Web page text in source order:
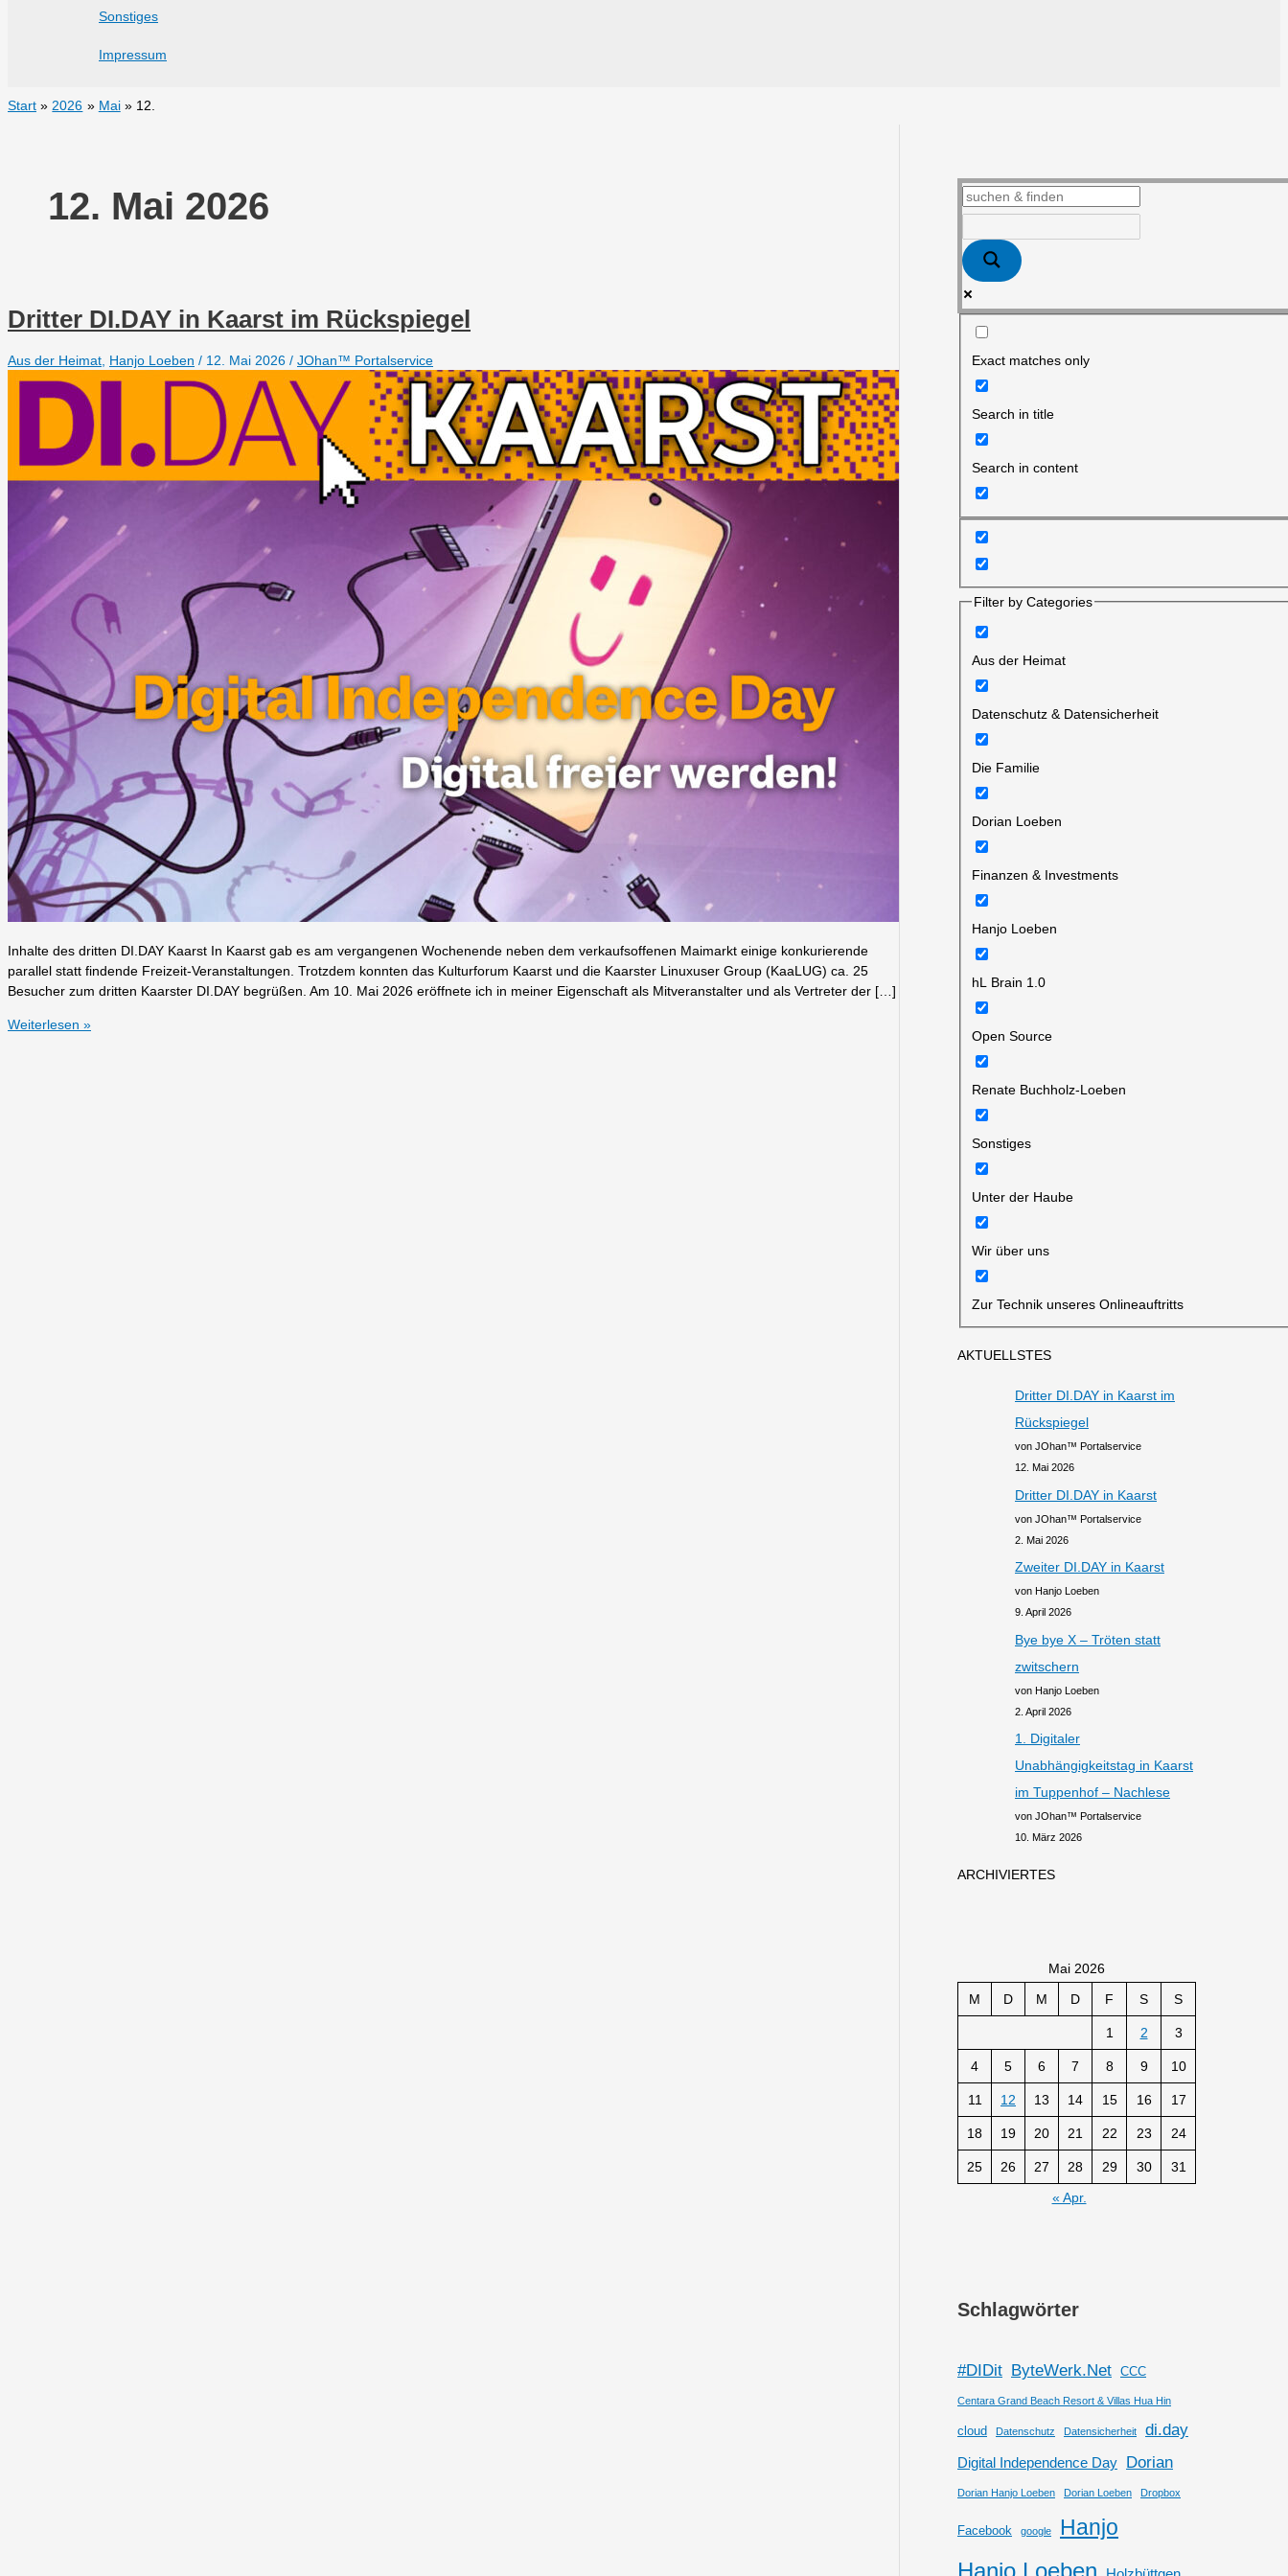
Sonstiges
Impressum
Start 2026 Mai 12.
12. Mai 2026
Dritter DI.DAY in Kaarst im Rückspiegel
Aus der Heimat Hanjo Loeben / 12. Mai 2026 / JOhan™ Portalservice
Inhalte des dritten DI.DAY Kaarst In Kaarst gab es am vergangenen Wochenende neben dem verkaufsoffenen Maimarkt einige konkurierende
parallel statt findende Freizeit-Veranstaltungen. Trotzdem konnten das Kulturforum Kaarst und die Kaarster Linuxuser Group (KaaLUG) ca. 25
Besucher zum dritten Kaarster DI.DAY begrüßen. Am 10. Mai 2026 eröffnete ich in meiner Eigenschaft als Mitveranstalter und als Vertreter der […]
Dritter
Weiterlesen »
Exact matches only
Search in title
Search in content
Filter by Categories
Aus der Heimat
Datenschutz & Datensicherheit
Die Familie
Dorian Loeben
Finanzen & Investments
Hanjo Loeben
hL Brain 1.0
Open Source
Renate Buchholz-Loeben
Sonstiges
Unter der Haube
Wir über uns
Zur Technik unseres Onlineauftritts
AKTUELLSTES
Dritter DI.DAY in Kaarst im
Rückspiegel
von JOhan™ Portalservice
12. Mai 2026
Dritter DI.DAY in Kaarst
von JOhan™ Portalservice
2. Mai 2026
Zweiter DI.DAY in Kaarst
von Hanjo Loeben
9. April 2026
Bye bye X – Tröten statt
zwitschern
von Hanjo Loeben
2. April 2026
1. Digitaler
Unabhängigkeitstag in Kaarst
im Tuppenhof – Nachlese
von JOhan™ Portalservice
10. März 2026
ARCHIVIERTES
Mai 2026
M
D M D F S S
1 2 3
4 5 6 7 8 9 10
11 12 13 14 15 16 17
18 19 20 21 22 23 24
25 26 27 28 29 30
31
« Apr.
Schlagwörter
#DIDit ByteWerk.Net CCC
Centara Grand Beach Resort & Villas Hua Hin
cloud Datenschutz Datensicherheit di.day
Digital Independence Day Dorian
Dorian Hanjo Loeben Dorian Loeben Dropbox
Facebook google
Hanjo